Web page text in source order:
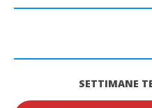
SETTIMANE